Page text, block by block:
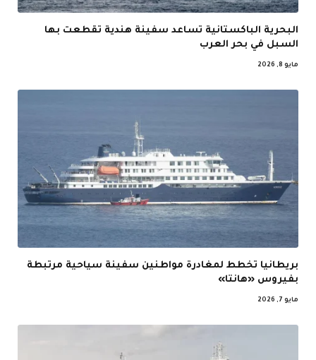
البحرية الباكستانية تساعد سفينة هندية تقطعت بها
السبل في بحر العرب
مايو 8, 2026
بريطانيا تخطط لمغادرة مواطنين سفينة سياحية مرتبطة
بفيروس «هانتا»
مايو 7, 2026